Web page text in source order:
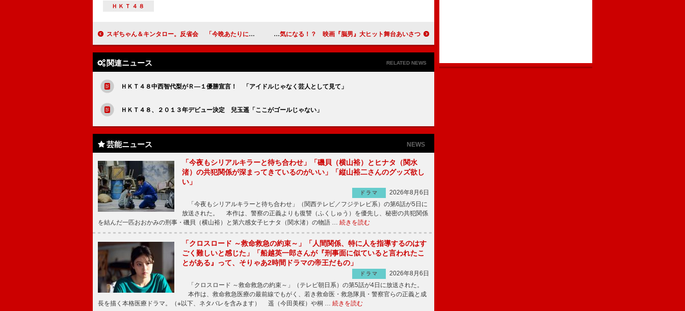
ＨＫＴ４８
スギちゃん＆キンタロー。反省会 「今晩あたりに公開フライングベッド」 斗真、チョコの数は気になる！？ 映画『脳男』大ヒット舞台あいさつ
関連ニュース RELATED NEWS
ＨＫＴ４８中西智代梨がＲ―１優勝宣言！ 「アイドルじゃなく芸人として見て」
ＨＫＴ４８、２０１３年デビュー決定 兒玉遥「ここがゴールじゃない」
芸能ニュース NEWS
「今夜もシリアルキラーと待ち合わせ」「磯貝（横山裕）とヒナタ（関水
渚）の共犯関係が深まってきているのがいい」「縦山裕二さんのグッズ欲し
い」
ドラマ
2026年8月6日
「今夜もシリアルキラーと待ち合わせ」（関西テレビ／フジテレビ系）の第6話が5日に
放送された。 本作は、警察の正義よりも復讐（ふくしゅう）を優先し、秘密の共犯関係
を結んだ一匹おおかみの刑事・磯貝（横山裕）と第六感女子ヒナタ（関水渚）の物語 … 続きを読む
「クロスロード ～救命救急の約束～」「人間関係、特に人を指導するのはす
ごく難しいと感じた」「船越英一郎さんが『刑事面に似ていると言われたこ
とがある』って、そりゃあ2時間ドラマの帝王だもの」
ドラマ
2026年8月6日
「クロスロード ～救命救急の約束～」（テレビ朝日系）の第5話が4日に放送された。
本作は、救命救急医療の最前線でもがく、若き救命医・救急隊員・警察官らの正義と成
長を描く本格医療ドラマ。（※以下、ネタバレを含みます） 遥（今田美桜）や桐 … 続きを読む